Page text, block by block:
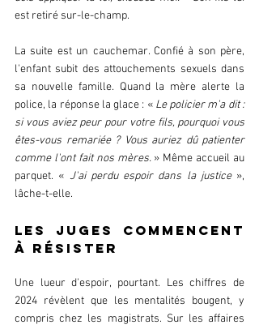
est retiré sur-le-champ.
La suite est un cauchemar. Confié à son père,
l'enfant subit des attouchements sexuels dans
sa nouvelle famille. Quand la mère alerte la
police, la réponse la glace : « Le policier m'a dit :
si vous aviez peur pour votre fils, pourquoi vous
êtes-vous remariée ? Vous auriez dû patienter
comme l'ont fait nos mères. » Même accueil au
parquet. « J'ai perdu espoir dans la justice »,
lâche-t-elle.
Les juges commencent
à résister
Une lueur d'espoir, pourtant. Les chiffres de
2024 révèlent que les mentalités bougent, y
compris chez les magistrats. Sur les affaires